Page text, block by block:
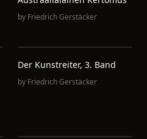
by Friedrich Gerstäcker
Der Kunstreiter, 3. Band
by Friedrich Gerstäcker